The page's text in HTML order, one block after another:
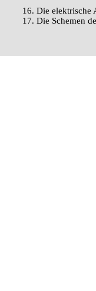
16. Die elektrische
17. Die Schemen